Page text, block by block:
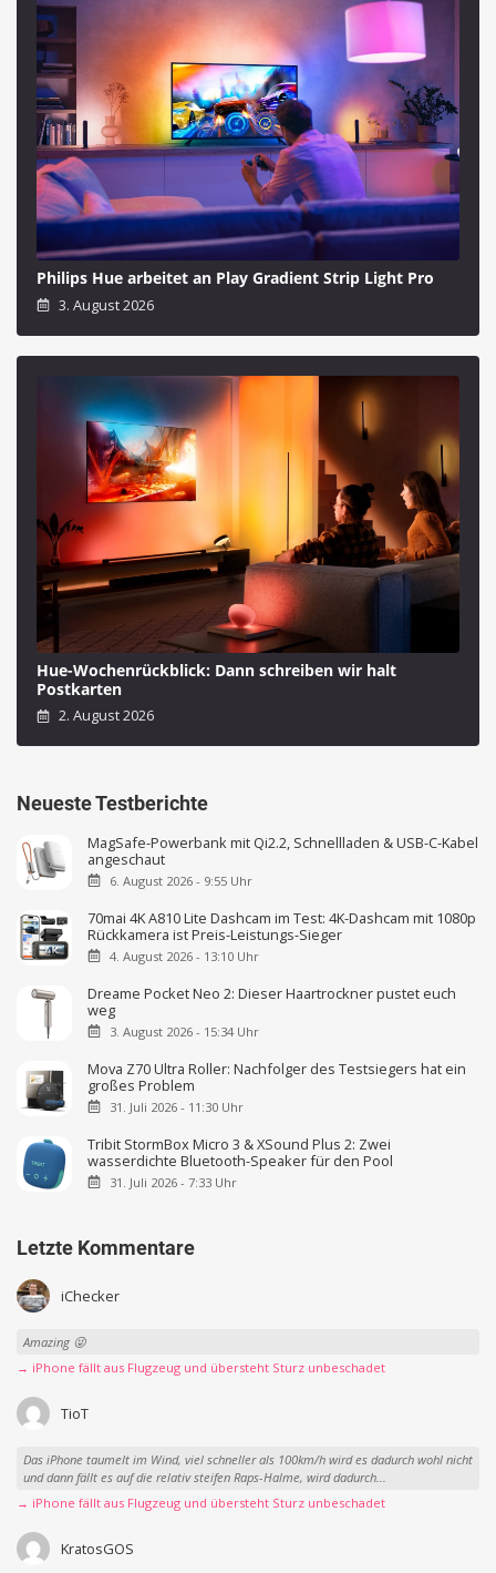
Philips Hue arbeitet an Play Gradient Strip Light Pro
3. August 2026
Hue-Wochenrückblick: Dann schreiben wir halt
Postkarten
2. August 2026
Neueste Testberichte
MagSafe-Powerbank mit Qi2.2, Schnellladen & USB-C-Kabel
angeschaut
6. August 2026 - 9:55 Uhr
70mai 4K A810 Lite Dashcam im Test: 4K-Dashcam mit 1080p
Rückkamera ist Preis-Leistungs-Sieger
4. August 2026 - 13:10 Uhr
Dreame Pocket Neo 2: Dieser Haartrockner pustet euch
weg
3. August 2026 - 15:34 Uhr
Mova Z70 Ultra Roller: Nachfolger des Testsiegers hat ein
großes Problem
31. Juli 2026 - 11:30 Uhr
Tribit StormBox Micro 3 & XSound Plus 2: Zwei
wasserdichte Bluetooth-Speaker für den Pool
31. Juli 2026 - 7:33 Uhr
Letzte Kommentare
iChecker
Amazing 😜
→ iPhone fällt aus Flugzeug und übersteht Sturz unbeschadet
TioT
Das iPhone taumelt im Wind, viel schneller als 100km/h wird es dadurch wohl nicht
und dann fällt es auf die relativ steifen Raps-Halme, wird dadurch...
→ iPhone fällt aus Flugzeug und übersteht Sturz unbeschadet
KratosGOS